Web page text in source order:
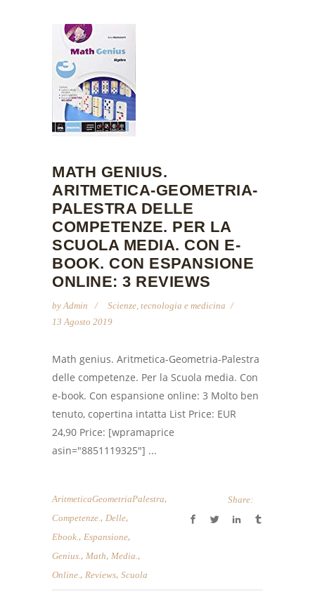
MATH GENIUS.
ARITMETICA-GEOMETRIA-
PALESTRA DELLE
COMPETENZE. PER LA
SCUOLA MEDIA. CON E-
BOOK. CON ESPANSIONE
ONLINE: 3 REVIEWS
byAdmin
Scienze, tecnologia e medicina
13 Agosto 2019
Math genius. Aritmetica-Geometria-Palestra
delle competenze. Per la Scuola media. Con
e-book. Con espansione online: 3 Molto ben
tenuto, copertina intatta List Price: EUR
24,90 Price: [wpramaprice
asin="8851119325"] ...
AritmeticaGeometriaPalestra,
Competenze., Delle,
Ebook., Espansione,
Genius., Math, Media.,
Online., Reviews, Scuola
Share: